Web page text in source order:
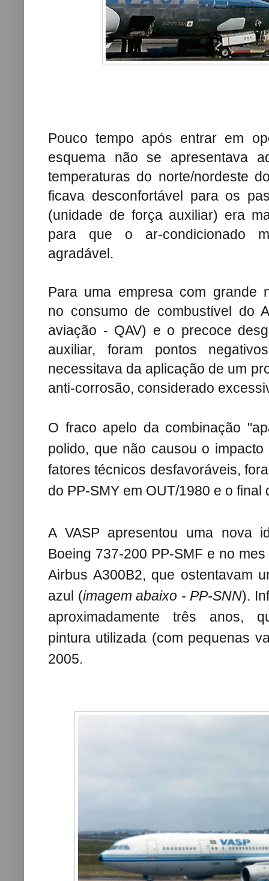
Pouco tempo após entrar em
esquema não se apresentava
temperaturas do norte/nordeste
ficava desconfortável para os
(unidade de força auxiliar) era
para que o ar-condicionado
agradável.
Para uma empresa com grande
no consumo de combustível do
aviação - QAV) e o precoce
auxiliar, foram pontos
necessitava da aplicação de um
anti-corrosão, considerado
O fraco apelo da combinação
polido, que não causou o
fatores técnicos desfavoráveis,
do PP-SMY em OUT/1980 e o final
A VASP apresentou uma nova
Boeing 737-200 PP-SMF e no
Airbus A300B2, que ostentavam
azul (imagem abaixo - PP-SNN). I
aproximadamente três anos,
pintura utilizada (com pequenas
2005.